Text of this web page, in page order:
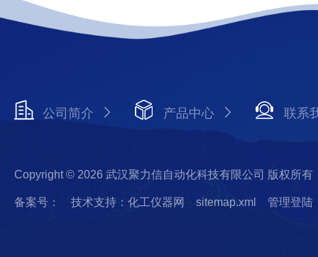
公司简介 产品中心 联系
Copyright © 2026 武汉聚力信自动化科技有限公司 版权所有
备案号： 技术支持：化工仪器网 sitemap.xml 管理登陆